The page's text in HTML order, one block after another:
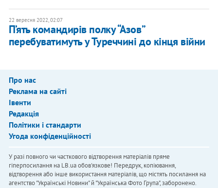
22 вересня 2022, 02:07
П’ять командирів полку “Азов”
перебуватимуть у Туреччині до кінця війни
Про нас
Реклама на сайті
Івенти
Редакція
Політики і стандарти
Угода конфіденційності
У разі повного чи часткового відтворення матеріалів пряме
гіперпосилання на LB.ua обов'язкове! Передрук, копіювання,
відтворення або інше використання матеріалів, що містять посилання на
агентство "Українськi Новини" й "Українська Фото Група", заборонено.